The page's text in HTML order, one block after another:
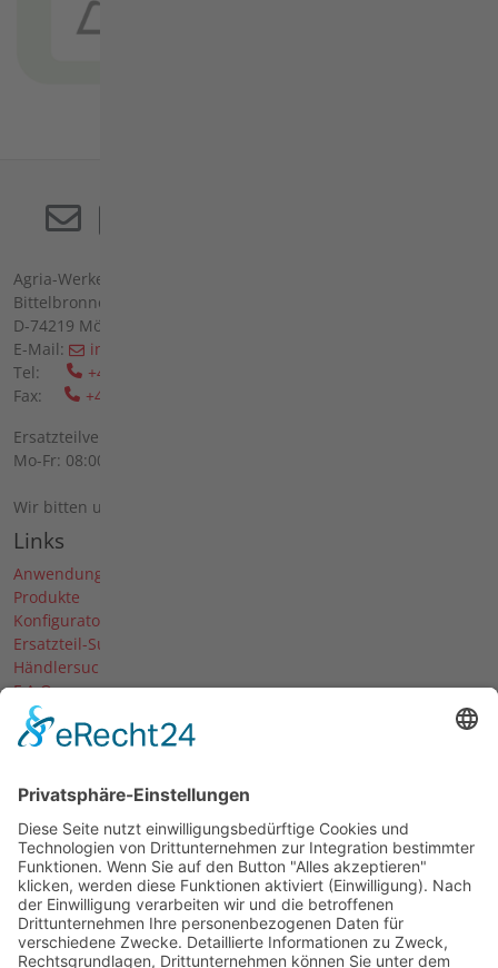
Agria-Werke GmbH
Bittelbronner Str. 42
D-74219 Möckmühl
E-Mail:
info(at)agria(dot)de
Tel:
+49 6298 39-0
Fax:
+49 6298 39-111
Ersatzteilverkauf vor Ort:
Mo-Fr: 08:00 - 12:00 Uhr und 13:00 - 16:00 Uhr
Wir bitten um telefonische Anmeldung.
Links
Anwendungen
Produkte
Konfigurator
Ersatzteil-Suche
Händlersuche
F.A.Q.
Downloads
Forum
Unternehmen
Über uns
News
Termine & Messen
Karriere
Historie